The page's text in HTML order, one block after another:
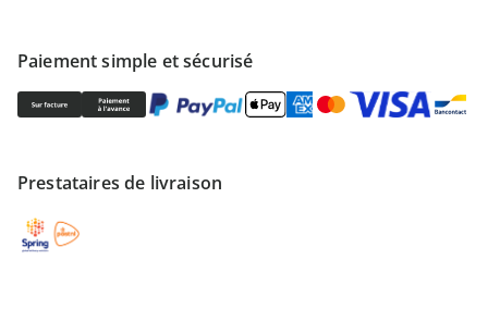
Paiement simple et sécurisé
Prestataires de livraison